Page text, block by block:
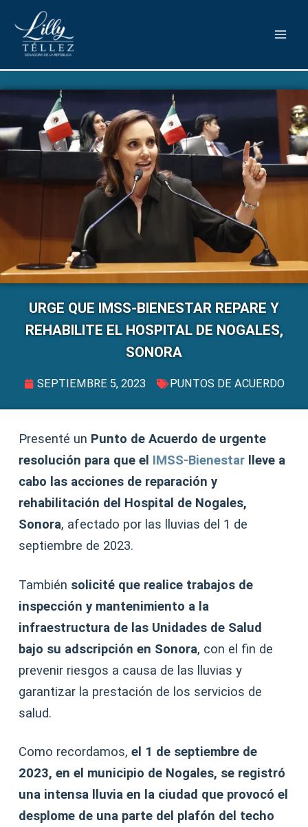
URGE QUE IMSS-BIENESTAR REPARE Y
REHABILITE EL HOSPITAL DE NOGALES,
SONORA
SEPTIEMBRE 5, 2023 PUNTOS DE ACUERDO
Presenté un Punto de Acuerdo de urgente
resolución para que el IMSS-Bienestar lleve a
cabo las acciones de reparación y
rehabilitación del Hospital de Nogales,
Sonora, afectado por las lluvias del 1 de
septiembre de 2023.
También solicité que realice trabajos de
inspección y mantenimiento a la
infraestructura de las Unidades de Salud
bajo su adscripción en Sonora, con el fin de
prevenir riesgos a causa de las lluvias y
garantizar la prestación de los servicios de
salud.
Como recordamos,el 1 de septiembre de
2023, en el municipio de Nogales, se registró
una intensa lluvia en la ciudad que provocó el
desplome de una parte del plafón del techo